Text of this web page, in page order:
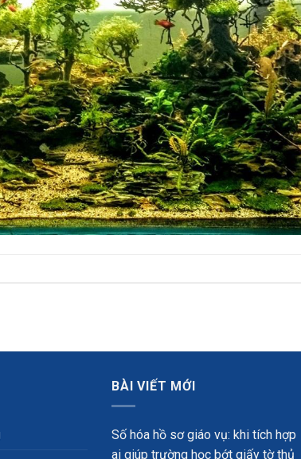
BÀI VIẾT MỚI
Số hóa hồ sơ giáo vụ: khi tích hợp
ai giúp trường học bớt giấy tờ thủ